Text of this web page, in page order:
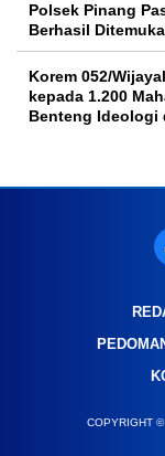
Polsek Pinang
Berhasil
Korem 052/
kepada 1.200
Benteng Ideologi
COPYRIGHT